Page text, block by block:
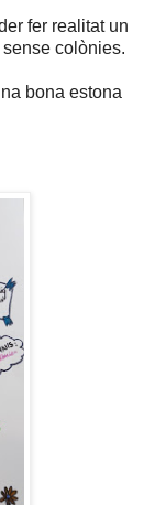
fer realitat un
colònies.
bona estona